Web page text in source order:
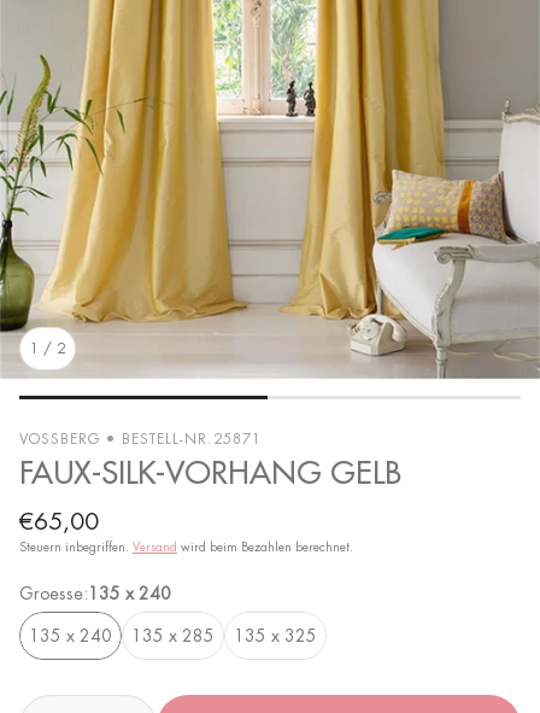
1 / 2
VOSSBERG • BESTELL-NR.25871
FAUX-SILK-VORHANG GELB
Normaler
Preis
€65,00
Steuern inbegriffen. Versand wird beim Bezahlen berechnet.
Groesse:135 x 240
135 x 240
135 x 285 135 x 325